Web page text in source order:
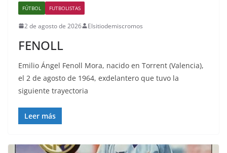
FÚTBOL FUTBOLISTAS
2 de agosto de 2026 Elsitiodemiscromos
FENOLL
Emilio Ángel Fenoll Mora, nacido en Torrent (Valencia),
el 2 de agosto de 1964, exdelantero que tuvo la
siguiente trayectoria
Leer más